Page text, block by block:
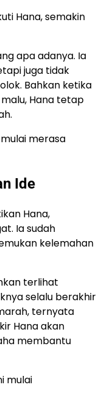
Hana, semakin
apa adanya. Ia
juga tidak
Bahkan ketika
Hana tetap
merasa
Ide
Hana,
Ia sudah
kelemahan
terlihat
selalu berakhir
ternyata
Hana akan
membantu
mulai